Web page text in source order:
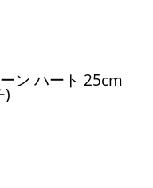
ン ハート 25cm
)